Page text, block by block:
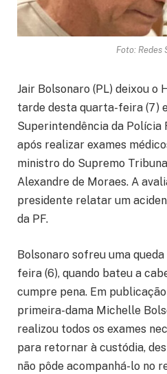
Foto: Redes
Jair Bolsonaro (PL) deixou o
tarde desta quarta-feira (7)
Superintendência da Polícia
após realizar exames
ministro do Supremo
Alexandre de Moraes. A
presidente relatar um
da PF.
Bolsonaro sofreu uma
feira (6), quando bateu a
cumpre pena. Em
primeira-dama Michelle
realizou todos os exames
para retornar à custódia,
não pôde acompanhá-lo no